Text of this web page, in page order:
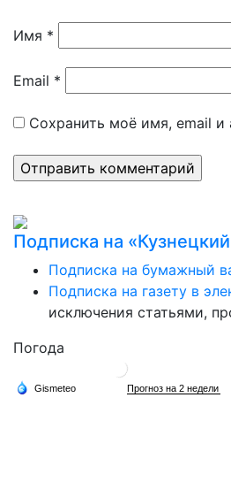
Имя *
Email *
Сохранить моё имя, email
Подписка на
Подписка на бумажный
Подписка на газету в
исключения статьями,
Погода